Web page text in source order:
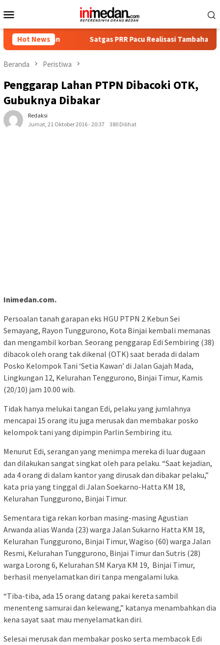
ke
Mobile
Hot NewsSatgas PRR Pacu Realisasi Tambahan TKD Aceh
Beranda Peristiwa
Penggarap Lahan PTPN Dibacoki OTK,
Gubuknya Dibakar
Redaksi
Jumat, 21 Oktober 2016 - 20:37
380 Dilihat
Inimedan.com.
Persoalan tanah garapan eks HGU PTPN 2 Kebun Sei
Semayang, Rayon Tunggurono, Kota Binjai kembali memanas
dan mengambil korban. Seorang penggarap Edi Sembiring (38)
dibacok oleh orang tak dikenal (OTK) saat berada di dalam
Posko Kelompok Tani ‘Setia Kawan’ di Jalan Gajah Mada,
Lingkungan 12, Kelurahan Tenggurono, Binjai Timur, Kamis
(20/10) jam 10.00 wib.
Tidak hanya melukai tangan Edi, pelaku yang jumlahnya
mencapai 15 orang itu juga merusak dan membakar posko
kelompok tani yang dipimpin Parlin Sembiring itu.
Menurut Edi, serangan yang menimpa mereka di luar dugaan
dan dilakukan sangat singkat oleh para pelaku. “Saat kejadian,
ada 4 orang di dalam kantor yang dirusak dan dibakar pelaku,”
kata pria yang tinggal di Jalan Soekarno-Hatta KM 18,
Kelurahan Tunggurono, Binjai Timur.
Sementara tiga rekan korban masing-masing Agustian
Arwanda alias Wanda (23) warga Jalan Sukarno Hatta KM 18,
Kelurahan Tunggurono, Binjai Timur, Wagiso (60) warga Jalan
Resmi, Kelurahan Tunggurono, Binjai Timur dan Sutris (28)
warga Lorong 6, Kelurahan SM Karya KM 19, Binjai Timur,
berhasil menyelamatkan diri tanpa mengalami luka.
“Tiba-tiba, ada 15 orang datang pakai kereta sambil
menenteng samurai dan kelewang,” katanya menambahkan dia
kena sayat saat mau menyelamatkan diri.
Selesai merusak dan membakar posko serta membacok Edi